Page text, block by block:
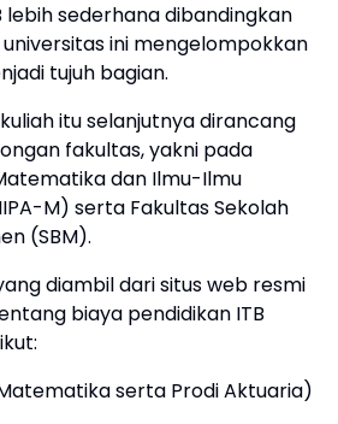
lebih sederhana dibandingkan
ini mengelompokkan
tujuh bagian.
itu selanjutnya dirancang
fakultas, yakni pada
dan Ilmu-Ilmu
M) serta Fakultas Sekolah
(SBM).
diambil dari situs web resmi
biaya pendidikan ITB
serta Prodi Aktuaria)